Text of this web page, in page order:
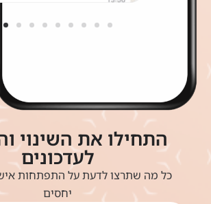
התחילו את השינוי
לעדכונים
כל מה שתרצו לדעת על התפתחות
יחסים